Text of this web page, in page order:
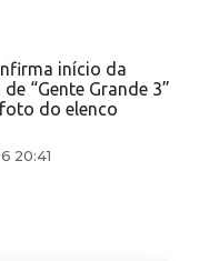
início da
“Gente Grande 3”
do elenco
20:41